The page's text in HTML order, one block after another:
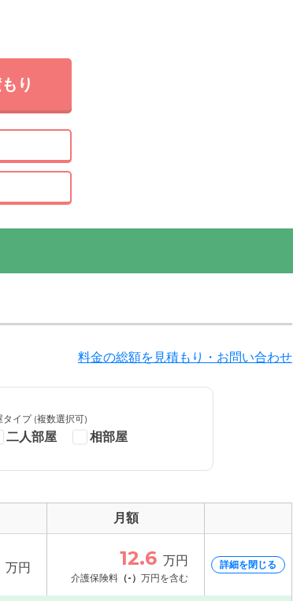
り
料金の総額を見積もり・お問い合わせ
タイプ (複数選択可)
二人部屋 相部屋
月額
万円 12.6 万円
介護保険料 （-） 万円を含む
詳細を閉じる